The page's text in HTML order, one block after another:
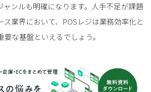
ャンルも明確になります。人手不足が課題
ス業界において、POSレジは業務効率化と
な基盤といえるでしょう。